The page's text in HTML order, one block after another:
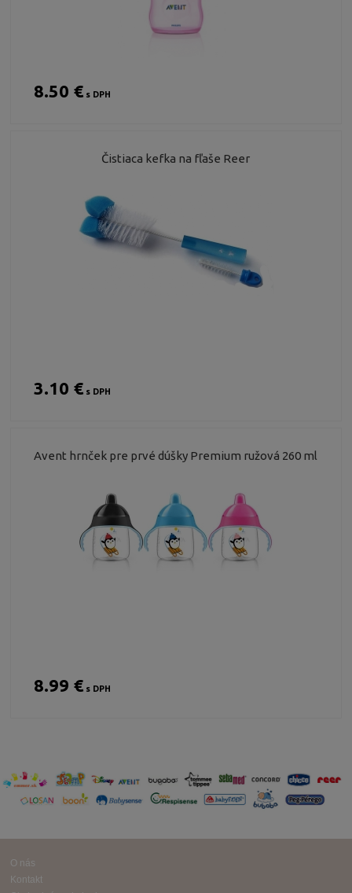
8.50 €s DPH
Čistiaca kefka na fľaše Reer
3.10 €s DPH
Avent hrnček pre prvé dúšky Premium ružová 260 ml
8.99 €s DPH
O nás
Kontakt